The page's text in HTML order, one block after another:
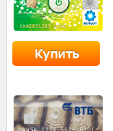
Купить